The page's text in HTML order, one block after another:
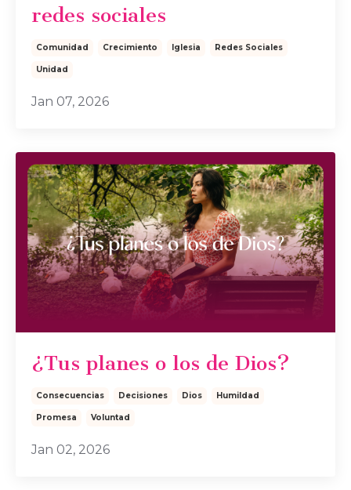
redes sociales
Comunidad Crecimiento Iglesia Redes Sociales
Unidad
Jan 07, 2026
¿Tus planes o los de Dios?
Consecuencias Decisiones Dios Humildad
Promesa Voluntad
Jan 02, 2026